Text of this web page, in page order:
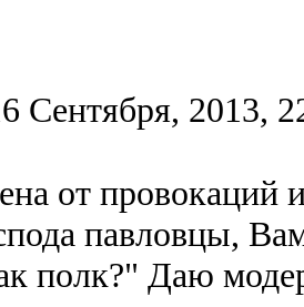
Сентября, 2013,
от провокаций
павловцы,
полк?" Даю